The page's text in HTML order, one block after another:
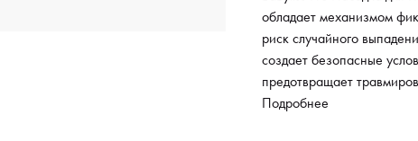
обладает механизмом
риск случайного
создает безопасные
предотвращает
модели используется
Подробнее